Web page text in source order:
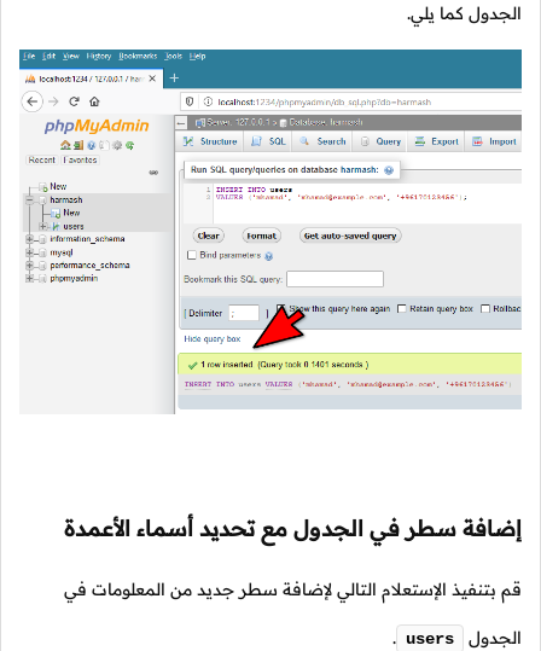
الجدول كما يلي.
إضافة سطر في الجدول مع تحديد أسماء الأعمدة
قم بتنفيذ الإستعلام التالي لإضافة سطر جديد من المعلومات في
الجدول users
.